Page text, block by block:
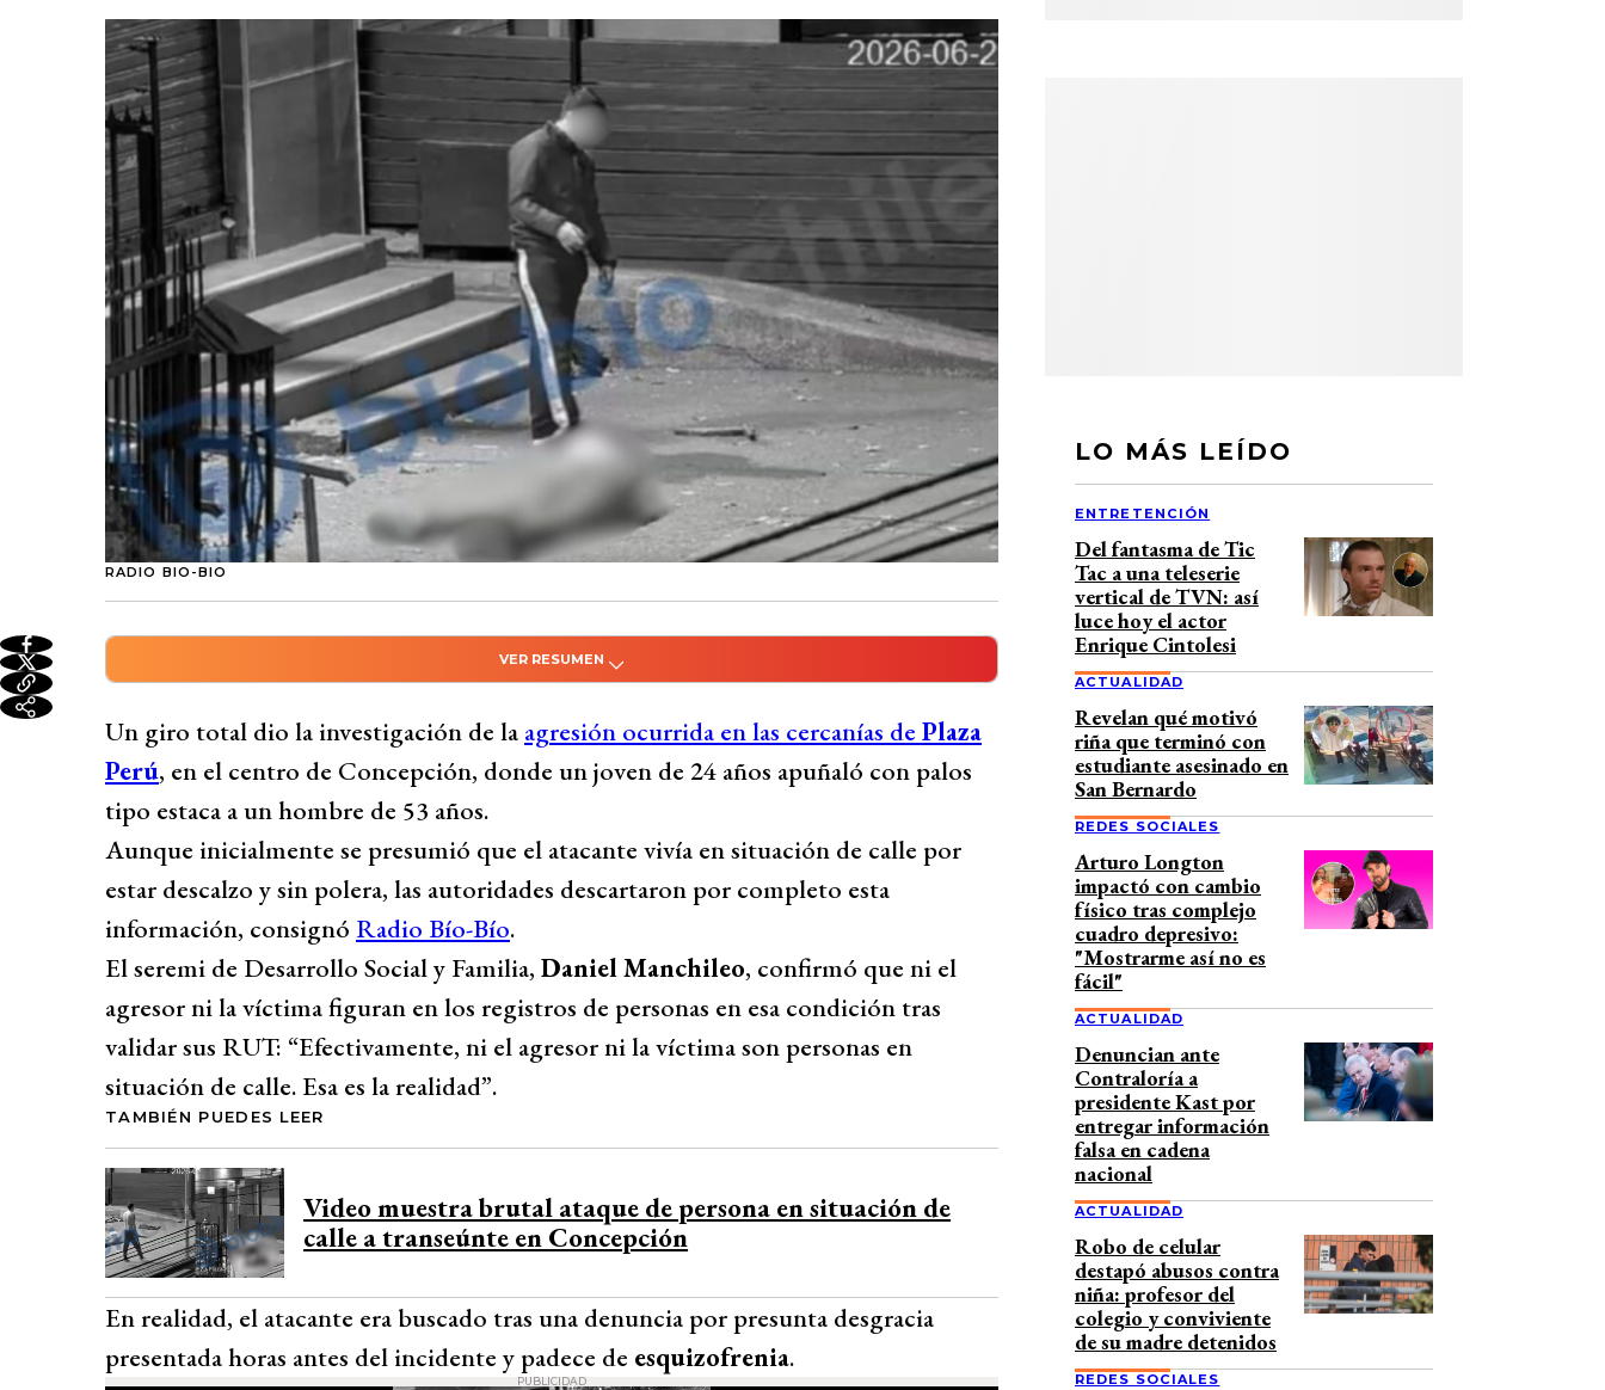
RADIO BIO-BIO
VER RESUMEN
La investigación sobre la agresión cerca de Plaza Perú en Concepción dio un giro al
descartarse que el agresor viviera en situación de calle. El agresor, buscado por
presunta desgracia y con esquizofrenia, reaccionó a una provocación previa según
revelaron cámaras de seguridad. Fue formalizado y se fijó un plazo de investigación de
seis meses, con medidas cautelares y tratamiento psiquiátrico en el Hospital Regional.
Autoridades hicieron un llamado a denunciar hechos violentos.
Un giro total dio la investigación de la agresión ocurrida en las cercanías de Plaza
Perú, en el centro de Concepción, donde un joven de 24 años apuñaló con palos
tipo estaca a un hombre de 53 años.
Aunque inicialmente se presumió que el atacante vivía en situación de calle por
estar descalzo y sin polera, las autoridades descartaron por completo esta
información, consignó Radio Bío-Bío.
El seremi de Desarrollo Social y Familia, Daniel Manchileo, confirmó que ni el
agresor ni la víctima figuran en los registros de personas en esa condición tras
validar sus RUT: “Efectivamente, ni el agresor ni la víctima son personas en
situación de calle. Esa es la realidad”.
TAMBIÉN PUEDES LEER
Video muestra brutal ataque de persona en situación de
calle a transeúnte en Concepción
En realidad, el atacante era buscado tras una denuncia por presunta desgracia
presentada horas antes del incidente y padece de esquizofrenia.
PUBLICIDAD
LO MÁS LEÍDO
ENTRETENCIÓN
Del fantasma de Tic
Tac a una teleserie
vertical de TVN: así
luce hoy el actor
Enrique Cintolesi
ACTUALIDAD
Revelan qué motivó
riña que terminó con
estudiante asesinado en
San Bernardo
REDES SOCIALES
Arturo Longton
impactó con cambio
físico tras complejo
cuadro depresivo:
"Mostrarme así no es
fácil"
ACTUALIDAD
Denuncian ante
Contraloría a
presidente Kast por
entregar información
falsa en cadena
nacional
ACTUALIDAD
Robo de celular
destapó abusos contra
niña: profesor del
colegio y conviviente
de su madre detenidos
REDES SOCIALES